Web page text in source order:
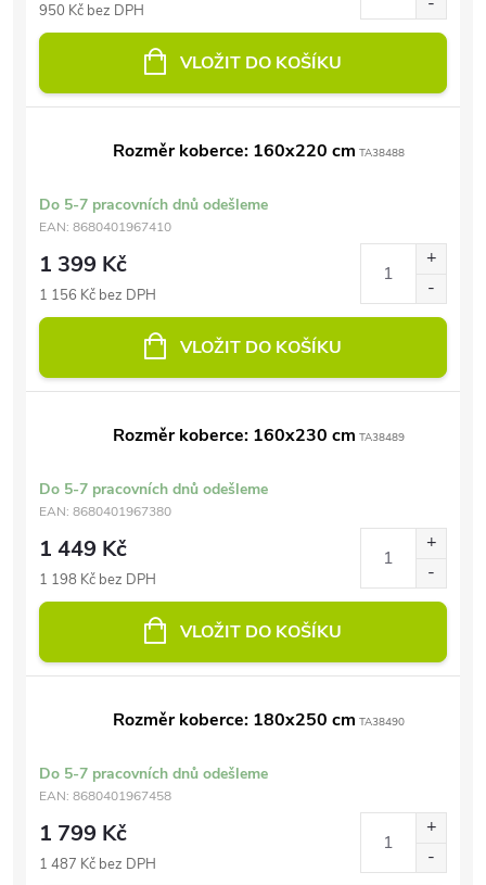
950 Kč bez DPH
VLOŽIT DO KOŠÍKU
Rozměr koberce: 160x220 cm TA38488
Do 5-7 pracovních dnů odešleme
EAN: 8680401967410
1 399 Kč
1 156 Kč bez DPH
VLOŽIT DO KOŠÍKU
Rozměr koberce: 160x230 cm TA38489
Do 5-7 pracovních dnů odešleme
EAN: 8680401967380
1 449 Kč
1 198 Kč bez DPH
VLOŽIT DO KOŠÍKU
Rozměr koberce: 180x250 cm TA38490
Do 5-7 pracovních dnů odešleme
EAN: 8680401967458
1 799 Kč
1 487 Kč bez DPH